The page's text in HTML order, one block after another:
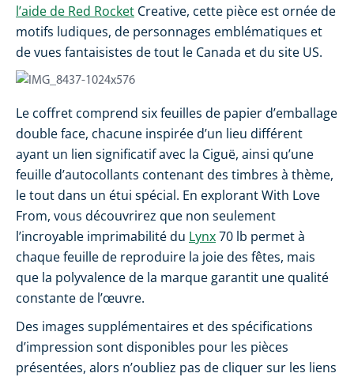
l’aide de Red Rocket Creative, cette pièce est ornée de
motifs ludiques, de personnages emblématiques et
de vues fantaisistes de tout le Canada et du site US.
Le coffret comprend six feuilles de papier d’emballage
double face, chacune inspirée d’un lieu différent
ayant un lien significatif avec la Ciguë, ainsi qu’une
feuille d’autocollants contenant des timbres à thème,
le tout dans un étui spécial. En explorant With Love
From, vous découvrirez que non seulement
l’incroyable imprimabilité du Lynx70 lb permet à
chaque feuille de reproduire la joie des fêtes, mais
que la polyvalence de la marque garantit une qualité
constante de l’œuvre.
Des images supplémentaires et des spécifications
d’impression sont disponibles pour les pièces
présentées, alors n’oubliez pas de cliquer sur les liens